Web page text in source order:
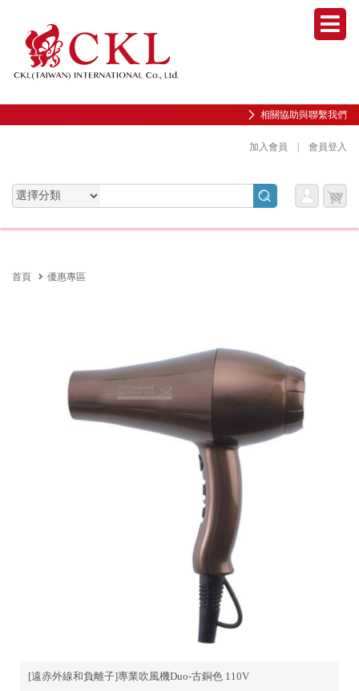
相關協助與聯繫我們
加入會員 會員登入
會員服務專區
會員資料修改
會員點數查詢
訂閱/取消 電子報
常見問題
服務專線：04-2568-0356 週
一至週五 AM9:00～PM6:00
聯絡我們：order@ckl.tw
首頁 優惠專區
[遠赤外線和負離子]專業吹風機Duo-古銅色 110V